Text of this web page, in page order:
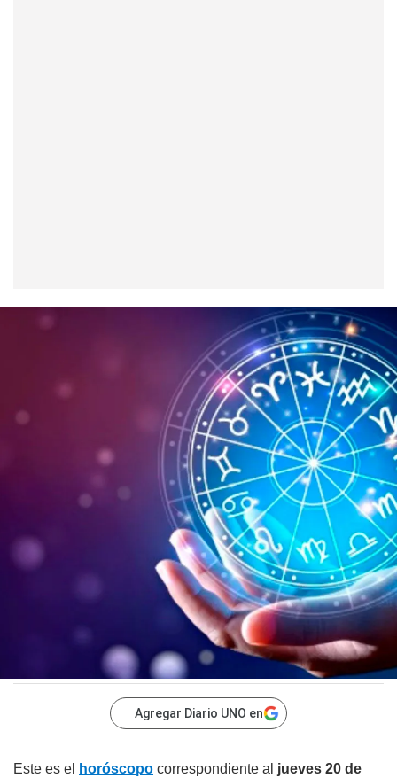
Agregar Diario UNO en
Este es el horóscopo correspondiente al jueves 20 de